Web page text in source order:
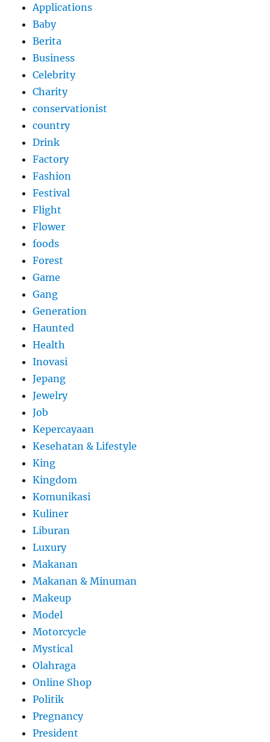
Applications
Baby
Berita
Business
Celebrity
Charity
conservationist
country
Drink
Factory
Fashion
Festival
Flight
Flower
foods
Forest
Game
Gang
Generation
Haunted
Health
Inovasi
Jepang
Jewelry
Job
Kepercayaan
Kesehatan & Lifestyle
King
Kingdom
Komunikasi
Kuliner
Liburan
Luxury
Makanan
Makanan & Minuman
Makeup
Model
Motorcycle
Mystical
Olahraga
Online Shop
Politik
Pregnancy
President